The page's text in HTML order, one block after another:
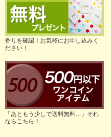
香りを確認！お気軽にお申し込みく
ださい！
「あともう少しで送料無料…」それ
ならこちら！